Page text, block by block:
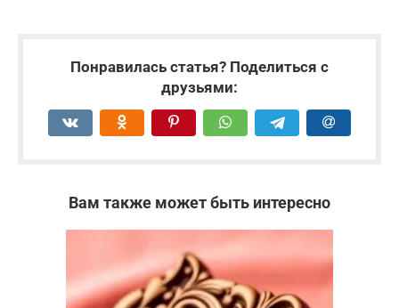
Понравилась статья? Поделиться с
друзьями:
Вам также может быть интересно